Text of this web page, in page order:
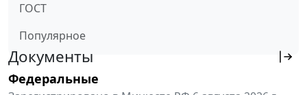
ГОСТ
Популярное
Документы
Федеральные